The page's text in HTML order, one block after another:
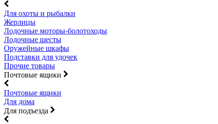
Для охоты и рыбалки
Жерлицы
Лодочные моторы-болотоходы
Лодочные шесты
Оружейные шкафы
Подставки для удочек
Прочие товары
Почтовые ящики
Почтовые ящики
Для дома
Для подъезда